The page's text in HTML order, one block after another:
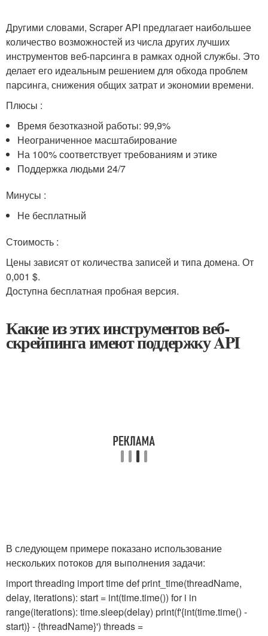
Другими словами, Scraper API предлагает наибольшее
количество возможностей из числа других лучших
инструментов веб-парсинга в рамках одной службы. Это
делает его идеальным решением для обхода проблем
парсинга, снижения общих затрат и экономии времени.
Плюсы :
Время безотказной работы: 99,9%
Неограниченное масштабирование
На 100% соответствует требованиям и этике
Поддержка людьми 24/7
Минусы :
Не бесплатный
Стоимость :
Цены зависят от количества записей и типа домена. От
0,001 $.
Доступна бесплатная пробная версия.
Какие из этих инструментов веб-
скрейпинга имеют поддержку API
В следующем примере показано использование
нескольких потоков для выполнения задачи:
import threading import time def print_time(threadName,
delay, iterations): start = int(time.time()) for i in
range(iterations): time.sleep(delay) print(f'{int(time.time() -
start)} - {threadName}') threads =